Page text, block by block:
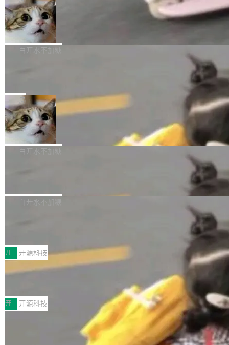
l 迁移或唤醒时，新宿主从 S3 恢复 SQLite 数据
库继续执行。存储库是持久化的唯一真相...
te 17 Pro、OPPO K15，要么是vivo X300 E这
样的次旗舰。 Galaxy Z Fold8 Ultra / Z Fold8 /
Z Flip8三款折叠屏新机均在7月22日发布，且全
部搭载骁龙8 Elite Gen5 for Galaxy，它们本该
本控制系统。目前处于 Early Access 阶段。 De
ltaDB 的核心思路直接写在 landing page 最显
眼的位置：「Software is made between com
mits」——软件是在 commit 之间写出来的。git
是把这段空隙补上。 回退到任何一次编辑：Delt
aDB 捕获 commit 之间的每一次操作，...
SpaceXAI 单季资本开支达 183 亿美元
根据风险投资人Tomer Tunguz 博客（VC 分
析）披露的最新分析与第二季度业绩报告，Spac
微软同期总资本开支的四成。 与亚马逊、Alpha
bet、微软以及 Meta 等传统科技巨头相比，Spa
ceXAI的资金消耗速度尤为引人瞩目。然而，支
撑庞大支出的资金来源却呈现出截然不同的面
貌。数据显示，微软和 Meta 主要依托充沛的经
白开水不加糖
一个在终端里运行的编程 agent；Muse Spark
1.2，驱动这个 agent 的新模型。一句话概括：
你可以用 curl -fsSL https://dev.meta.ai/install.
sh | bash 安装一个能在大项目里自动规划、写
代码、验证结果的 AI 终端工具。 据介绍，Muse
个主 agent 循环，外加一组后台 agent。这些后
局
美团开源 LoHoSearch，用知识图谱校
准 AI 能力认知
机器出题的前提，是让机器拥有全局视野。整个
构建流程可以分为四个环节：建图 → 控制难度
白开水不加糖
库，并将作为transport接入Mooncake TENT。
MPComm将作为一种传输引擎接入Mooncake T
ENT，实现零拷贝传输性能提升30%、非零拷贝
传输性能最高提升5倍。UCL-MPComm底层基
于自研UCL-Engine通信引擎，后续腾讯网平将
持续开源更多基于UCL-Engine的高性能通信组
件。 腾讯网平团队在UCL-MPComm中实现了一
个独立于业务线程的全局通信引擎（Engine），
白开水不加糖
型案例入选名单》，深信服“面向企业研发场景的
开源 AI 编程平台 CoStrict 应用”凭借卓越的技术
创新与落地成效成功入选。 全链路私有化部署，
助力企业AI研发安全落地 当前，越来越多企业已
经开始引入 AI Coding 工具，通过调用公有云模
型或企业内部部署模型提升研发效率。但随着 AI
Coding 从个人辅助工具逐步走向团队级、组织
级应用，企业在规模化落地过程中，对安全性、
开 开源科技
深信服AI算力网关入选工信部人工智能
前不久，工业和信息化部正式发布《2025年人工
智能应用典型案例名单》，集中展示人工智能在
各领域的应用成果，覆盖技术底座、行业赋能、
产品应用、支撑保障、专题等五大方向。深信服
AI算力网关（AI创新平台）成功入选！ 随着各行
开 开源科技
Jeff Dean 离开 Google：一个时代的结
束，一个实验室的开始
Google 员工编号 20。MapReduce 作者之一。